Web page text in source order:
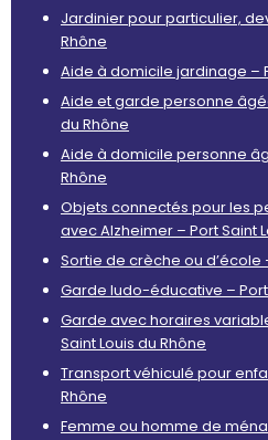
Jardinier pour particulier,
Rhône
Aide à domicile jardinage –
Aide et garde personne
du Rhône
Aide à domicile personne
Rhône
Objets connectés pour les
avec Alzheimer – Port Saint
Sortie de crèche ou d’école
Garde ludo-éducative – Port
Garde avec horaires
Saint Louis du Rhône
Transport véhiculé pour
Rhône
Femme ou homme de